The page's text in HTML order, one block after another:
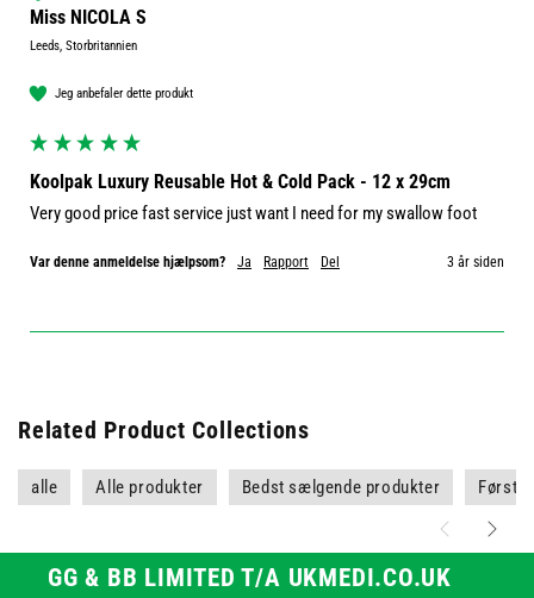
Miss NICOLA S
Leeds, Storbritannien
Jeg anbefaler dette produkt
Koolpak Luxury Reusable Hot & Cold Pack - 12 x 29cm
Very good price fast service just want I need for my swallow foot
Var denne anmeldelse hjælpsom? Ja Rapport Del 3 år siden
Related Product Collections
alle Alle produkter Bedst sælgende produkter
GG & BB LIMITED T/A UKMEDI.CO.UK